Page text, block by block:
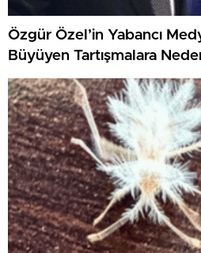
Özgür Özel’in Yabancı
Büyüyen Tartışmalara